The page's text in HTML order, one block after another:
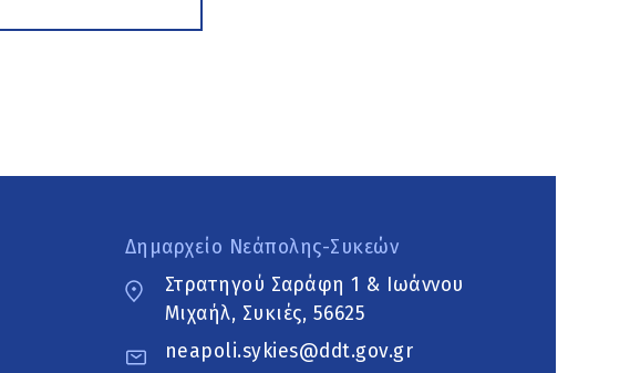
Δημαρχείο Νεάπολης-Συκεών
Στρατηγού Σαράφη 1 & Ιωάννου
Μιχαήλ, Συκιές, 56625
neapoli.sykies@ddt.gov.gr